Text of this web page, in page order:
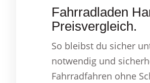
Fahrradladen
Preisvergleich.
So bleibst du sicher
notwendig und
Fahrradfahren ohne